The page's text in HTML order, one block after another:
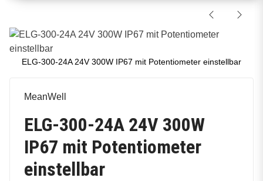
MeanWell
ELG-300-24A 24V 300W
IP67 mit Potentiometer
einstellbar
ELG-300-24A 24V 300W IP67 mit Potentiometer einstellbar